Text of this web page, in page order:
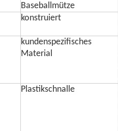
Baseballmütze
konstruiert
kundenspezifisches
Material
Plastikschnalle